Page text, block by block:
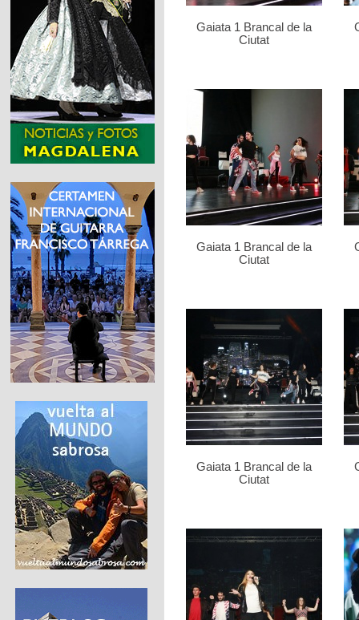
Gaiata 1 Brancal de la
Ciutat
Gaiata 1 Brancal de la
Ciutat
Gaiata 1 Brancal de la
Ciutat